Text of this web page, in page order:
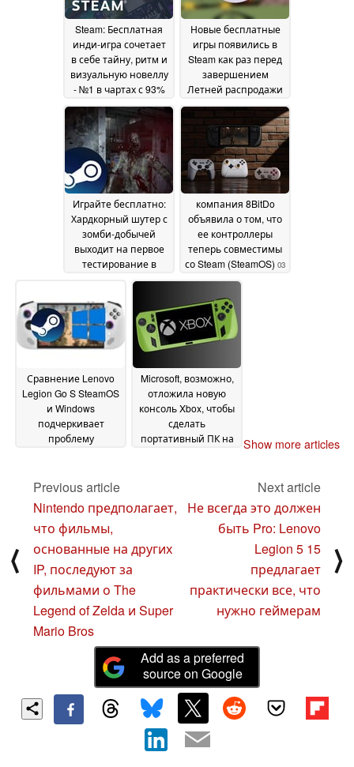
Steam: Бесплатная
инди-игра сочетает
в себе тайну, ритм и
визуальную новеллу
- №1 в чартах с 93%
положительных
отзывов 07 July 2025
Новые бесплатные
игры появились в
Steam как раз перед
завершением
Летней распродажи
202507 July 2025
Играйте бесплатно:
Хардкорный шутер с
зомби-добычей
выходит на первое
тестирование в
05 July 2025
компания 8BitDo
объявила о том, что
ее контроллеры
теперь совместимы
со Steam (SteamOS) 03
July 2025
Сравнение Lenovo
Legion Go S SteamOS
и Windows
подчеркивает
проблему
последней27 June 2025
Microsoft, возможно,
отложила новую
консоль Xbox, чтобы
сделать
портативный ПК на
Show more articles
⟨
Previous article
Nintendo предполагает,
что фильмы,
основанные на других
IP, последуют за
фильмами о The
Legend of Zelda и Super
Mario Bros
Next article
Не всегда это должен
быть Pro: Lenovo
Legion 5 15
предлагает
практически все, что
нужно геймерам
⟩
Add as a preferred
source on Google